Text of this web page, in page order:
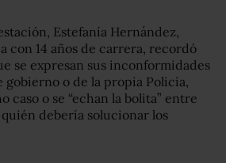
Estefanía Hernández,
con 14 años de carrera, recordó
se expresan sus inconformidades
gobierno o de la propia Policía,
caso o se “echan la bolita” entre
debería solucionar los